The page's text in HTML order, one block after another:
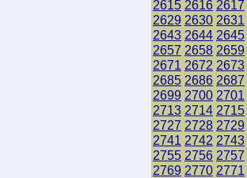
2615 2616 2617
2629 2630 2631
2643 2644 2645
2657 2658 2659
2671 2672 2673
2685 2686 2687
2699 2700 2701
2713 2714 2715
2727 2728 2729
2741 2742 2743
2755 2756 2757
2769 2770 2771